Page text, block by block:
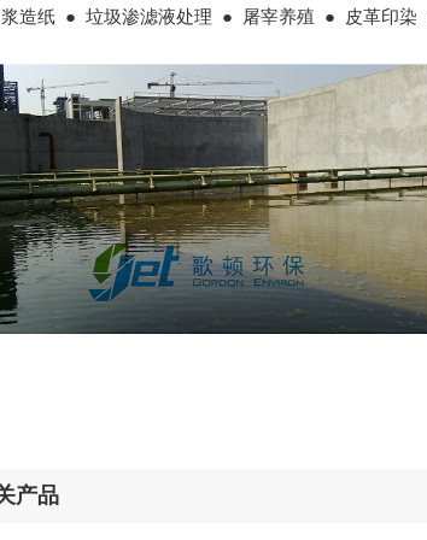
造纸 ● 垃圾渗滤液处理 ● 屠宰养殖 ● 皮革印染
产品